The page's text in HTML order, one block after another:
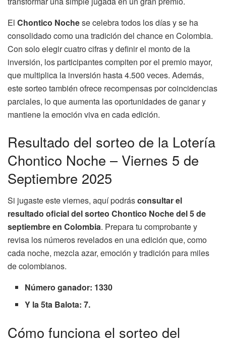
El Chontico Nochese celebra todos los días y se ha
consolidado como una tradición del chance en Colombia.
Con solo elegir cuatro cifras y definir el monto de la
inversión, los participantes compiten por el premio mayor,
que multiplica la inversión hasta 4.500 veces. Además,
este sorteo también ofrece recompensas por coincidencias
parciales, lo que aumenta las oportunidades de ganar y
mantiene la emoción viva en cada edición.
Resultado del sorteo de la Lotería
Chontico Noche – Viernes 5 de
Septiembre 2025
Si jugaste este viernes, aquí podrásconsultar el
resultado oficial del sorteo Chontico Noche del 5 de
septiembre en Colombia. Prepara tu comprobante y
revisa los números revelados en una edición que, como
cada noche, mezcla azar, emoción y tradición para miles
de colombianos.
Número ganador: 1330
Y la 5ta Balota: 7.
Cómo funciona el sorteo del